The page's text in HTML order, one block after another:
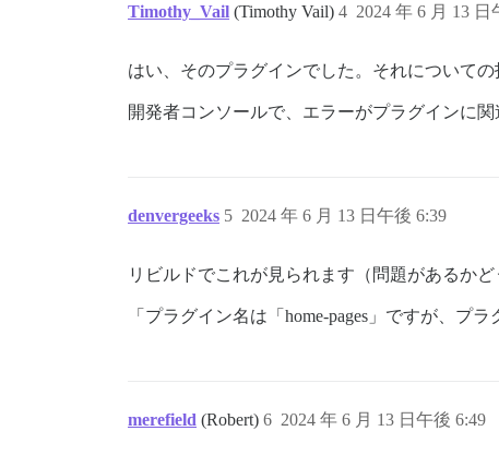
Timothy_Vail (Timothy Vail) 2024 年 6 月 13 日
4
はい、そのプラグインでした。それについて
開発者コンソールで、エラーがプラグインに
denvergeeks 2024 年 6 月 13 日午後 6:39
5
リビルドでこれが見られます（問題があるか
「プラグイン名は「home-pages」ですが、プ
merefield (Robert) 2024 年 6 月 13 日午後 6:49
6